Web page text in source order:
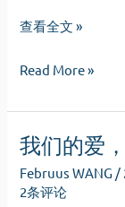
我
父
不
知
道
查看全文 »
我
父
亲，
我
不
Read More »
我们的爱
Februus WANG /
2条评论